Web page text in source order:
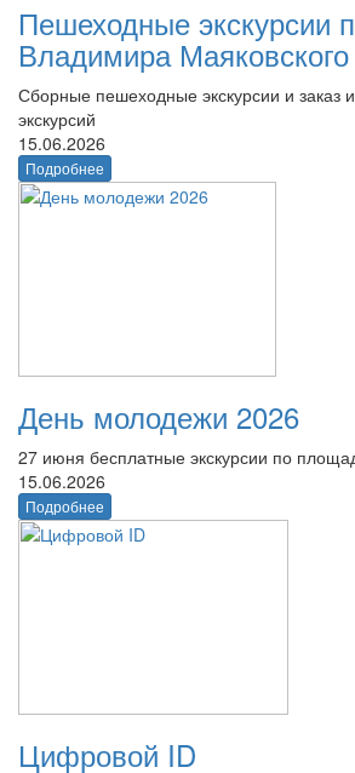
Пешеходные экскурсии
Владимира
Сборные пешеходные экскурсии и заказ
экскурсий
15.06.2026
Подробнее
День молодежи 2026
27 июня бесплатные экскурсии по
15.06.2026
Подробнее
Цифровой ID